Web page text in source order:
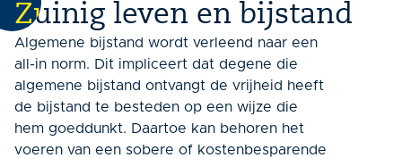
Zuinig leven en bijstand
Algemene bijstand wordt verleend naar een
all-in norm. Dit impliceert dat degene die
algemene bijstand ontvangt de vrijheid heeft
de bijstand te besteden op een wijze die
hem goeddunkt. Daartoe kan behoren het
voeren van een sobere of kostenbesparende